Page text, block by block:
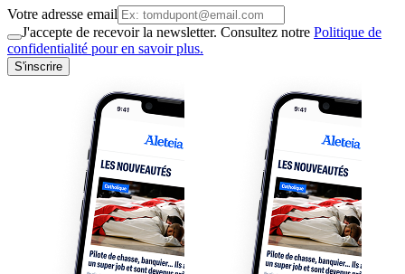
Votre adresse email
J'accepte de recevoir la newsletter. Consultez notre Politique de
confidentialité pour en savoir plus.
S'inscrire